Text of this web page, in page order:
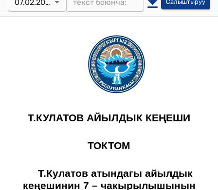
07.02.2022 Салыштыруу